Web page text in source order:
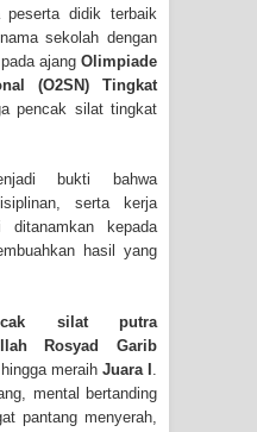
peserta didik terbaik
sekolah dengan
ajang Olimpiade
(O2SN) Tingkat
pencak silat tingkat
bukti bahwa
serta kerja
kepada
hasil yang
silat putra
Rosyad Garib
meraih Juara I
mental bertanding
pantang menyerah,